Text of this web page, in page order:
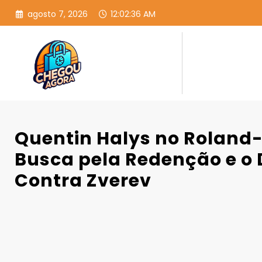
Pular
para
conteúdo
agosto 7, 2026 12:02:37 AM
Quentin Halys no
Busca pela Redenção e o
Contra Zverev